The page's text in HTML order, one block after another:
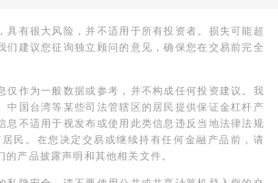
具有很大风险，并不适用于所有投资者。损失可能超
们建议您征询独立顾问的意见，确保您在交易前完全
仅作为一般数据或参考，并不构成任何投资建议。我
中国台湾等某些司法管辖区的居民提供保证金杠杆产
息不适用于视发布或使用此类信息违反当地法律法规
民。在您决定交易或继续持有任何金融产品前，请
产品披露声明和其他相关文件。